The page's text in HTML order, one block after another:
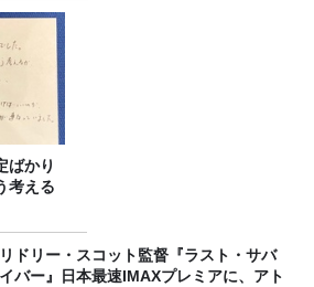
ばかり
考える
リドリー・スコット監督『ラスト・サバ
イバー』日本最速IMAXプレミアに、アト